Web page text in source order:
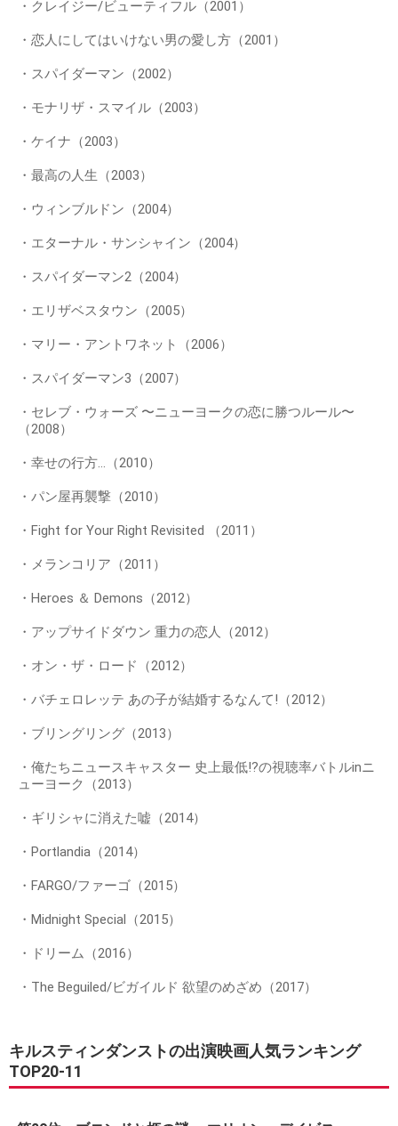
・クレイジー/ビューティフル（2001）
・恋人にしてはいけない男の愛し方（2001）
・スパイダーマン（2002）
・モナリザ・スマイル（2003）
・ケイナ（2003）
・最高の人生（2003）
・ウィンブルドン（2004）
・エターナル・サンシャイン（2004）
・スパイダーマン2（2004）
・エリザベスタウン（2005）
・マリー・アントワネット（2006）
・スパイダーマン3（2007）
・セレブ・ウォーズ 〜ニューヨークの恋に勝つルール〜
（2008）
・幸せの行方...（2010）
・パン屋再襲撃（2010）
・Fight for Your Right Revisited （2011）
・メランコリア（2011）
・Heroes ＆ Demons（2012）
・アップサイドダウン 重力の恋人（2012）
・オン・ザ・ロード（2012）
・バチェロレッテ あの子が結婚するなんて!（2012）
・ブリングリング（2013）
・俺たちニュースキャスター 史上最低!?の視聴率バトルinニ
ューヨーク（2013）
・ギリシャに消えた嘘（2014）
・Portlandia（2014）
・FARGO/ファーゴ（2015）
・Midnight Special（2015）
・ドリーム（2016）
・The Beguiled/ビガイルド 欲望のめざめ（2017）
キルスティンダンストの出演映画人気ランキング
TOP20-11